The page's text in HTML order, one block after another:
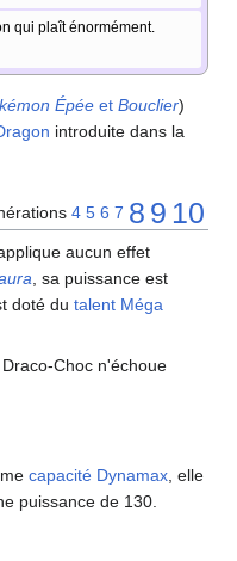
qui plaît énormément.
Épée et Bouclier)
introduite dans la
4 5 6 7 8 9 10
aucun effet
, sa puissance est
doté du talent Méga
, Draco-Choc n'échoue
capacité Dynamax, elle
puissance de 130.